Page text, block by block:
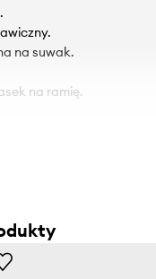
na suwak.
na ramię.